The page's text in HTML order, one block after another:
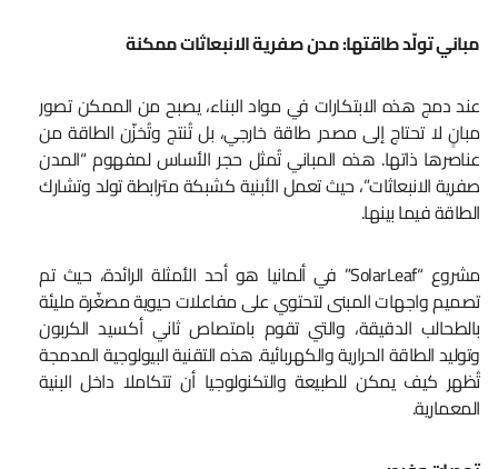
مباني تولّد طاقتها: مدن صفرية الانبعاثات ممكنة
عند دمج هذه الابتكارات في مواد البناء، يصبح من الممكن تصور
مبانٍ لا تحتاج إلى مصدر طاقة خارجي، بل تُنتج وتُخزّن الطاقة من
عناصرها ذاتها. هذه المباني تُمثل حجر الأساس لمفهوم “المدن
صفرية الانبعاثات”، حيث تعمل الأبنية كشبكة مترابطة تولد وتشارك
الطاقة فيما بينها.
مشروع “SolarLeaf” في ألمانيا هو أحد الأمثلة الرائدة، حيث تم
تصميم واجهات المبنى لتحتوي على مفاعلات حيوية مصغّرة مليئة
بالطحالب الدقيقة، والتي تقوم بامتصاص ثاني أكسيد الكربون
وتوليد الطاقة الحرارية والكهربائية. هذه التقنية البيولوجية المدمجة
تُظهر كيف يمكن للطبيعة والتكنولوجيا أن تتكاملا داخل البنية
المعمارية.